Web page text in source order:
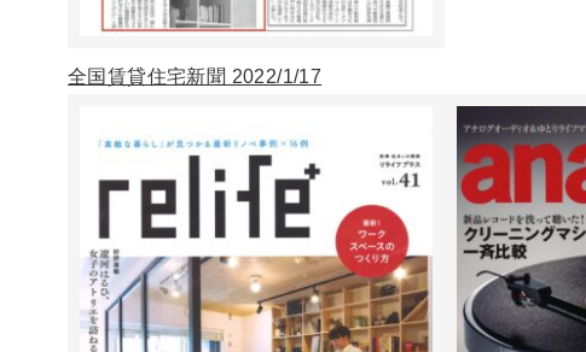
全国賃貸住宅新聞 2022/1/17